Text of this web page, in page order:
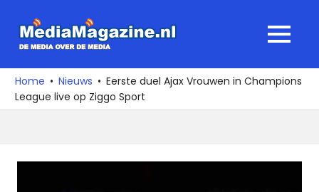
naar
media
over
de
MENU
Home Nieuws
Eerste duel Ajax Vrouwen in Champions
League live op Ziggo Sport